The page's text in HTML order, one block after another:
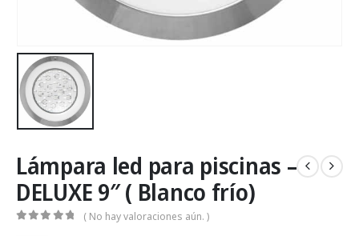
Lámpara led para piscinas –
DELUXE 9″ ( Blanco frío)
( No hay valoraciones aún. )